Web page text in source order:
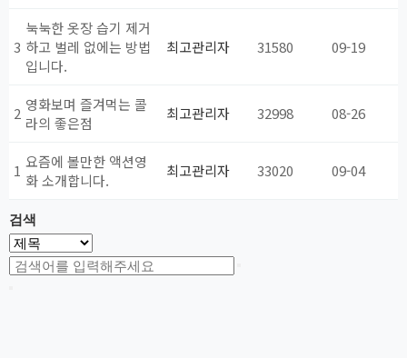
3
눅눅한 옷장 습기 제거
하고 벌레 없에는 방법
입니다.
최고관리자 31580 09-19
2 영화보며 즐겨먹는 콜
라의 좋은점
최고관리자 32998 08-26
1 요즘에 볼만한 액션영
화 소개합니다.
최고관리자 33020 09-04
검색